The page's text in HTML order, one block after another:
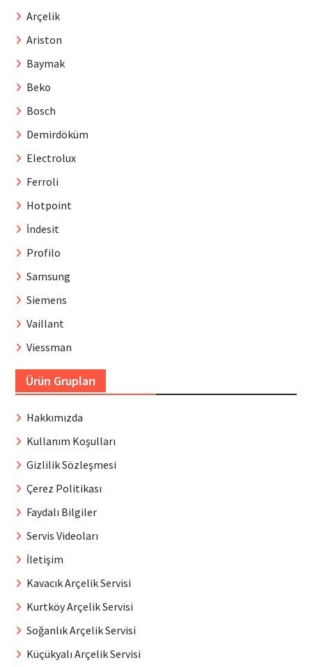
Arçelik
Ariston
Baymak
Beko
Bosch
Demirdöküm
Electrolux
Ferroli
Hotpoint
İndesit
Profilo
Samsung
Siemens
Vaillant
Viessman
Ürün Grupları
Hakkımızda
Kullanım Koşulları
Gizlilik Sözleşmesi
Çerez Politikası
Faydalı Bilgiler
Servis Videoları
İletişim
Kavacık Arçelik Servisi
Kurtköy Arçelik Servisi
Soğanlık Arçelik Servisi
Küçükyalı Arçelik Servisi